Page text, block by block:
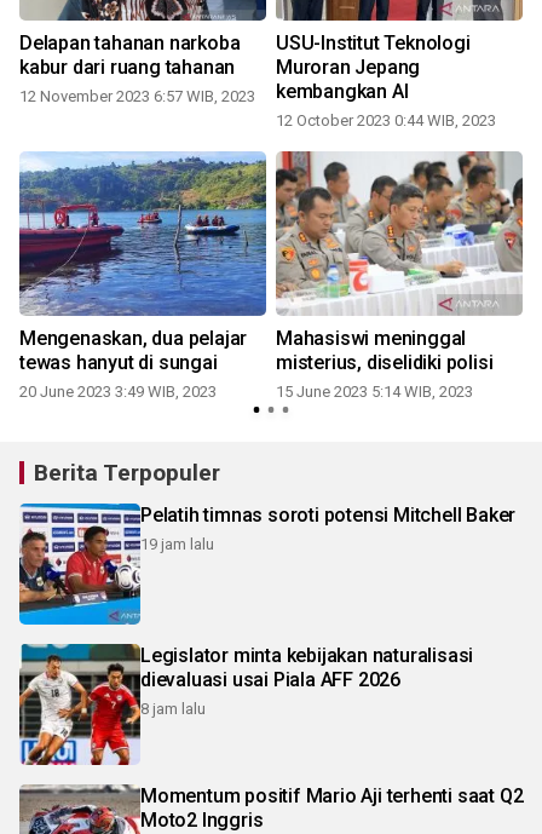
Delapan tahanan narkoba
kabur dari ruang tahanan
12 November 2023 6:57 WIB, 2023
USU-Institut Teknologi
Muroran Jepang
kembangkan AI
12 October 2023 0:44 WIB, 2023
Mengenaskan, dua pelajar
tewas hanyut di sungai
20 June 2023 3:49 WIB, 2023
Mahasiswi meninggal
misterius, diselidiki polisi
15 June 2023 5:14 WIB, 2023
Berita Terpopuler
Pelatih timnas soroti potensi Mitchell Baker
19 jam lalu
Legislator minta kebijakan naturalisasi
dievaluasi usai Piala AFF 2026
8 jam lalu
Momentum positif Mario Aji terhenti saat Q2
Moto2 Inggris